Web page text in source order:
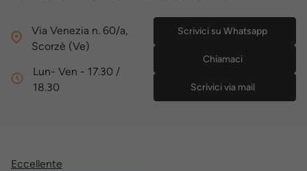
Via Venezia n. 60/a,
Scorzè (Ve)
Lun- Ven - 17.30 /
18.30
Scrivici su Whatsapp
Chiamaci
Scrivici via mail
Eccellente